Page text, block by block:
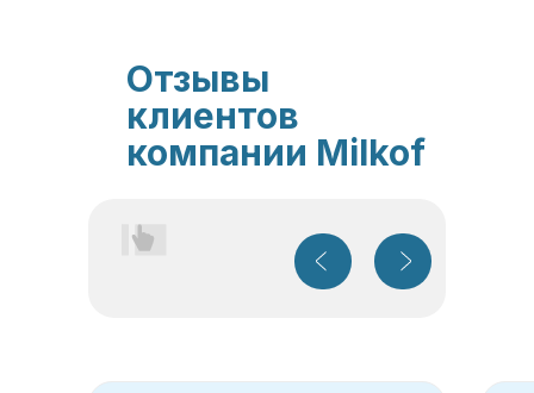
Отзывы
клиентов
компании Milkof